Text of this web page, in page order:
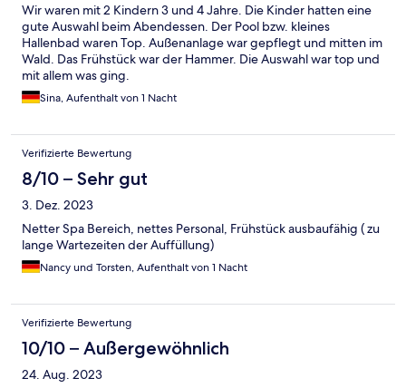
Wir waren mit 2 Kindern 3 und 4 Jahre. Die Kinder hatten eine
gute Auswahl beim Abendessen. Der Pool bzw. kleines
Hallenbad waren Top. Außenanlage war gepflegt und mitten im
Wald. Das Frühstück war der Hammer. Die Auswahl war top und
mit allem was ging.
Sina, Aufenthalt von 1 Nacht
Verifizierte Bewertung
8/10 – Sehr gut
3. Dez. 2023
Netter Spa Bereich, nettes Personal, Frühstück ausbaufähig ( zu
lange Wartezeiten der Auffüllung)
Nancy und Torsten, Aufenthalt von 1 Nacht
Verifizierte Bewertung
10/10 – Außergewöhnlich
24. Aug. 2023